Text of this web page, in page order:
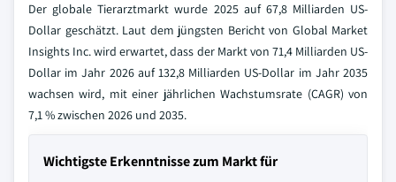
Der globale Tierarztmarkt wurde 2025 auf 67,8 Milliarden US-
Dollar geschätzt. Laut dem jüngsten Bericht von Global Market
Insights Inc. wird erwartet, dass der Markt von 71,4 Milliarden US-
Dollar im Jahr 2026 auf 132,8 Milliarden US-Dollar im Jahr 2035
wachsen wird, mit einer jährlichen Wachstumsrate (CAGR) von
7,1 % zwischen 2026 und 2035.
Wichtigste Erkenntnisse zum Markt für